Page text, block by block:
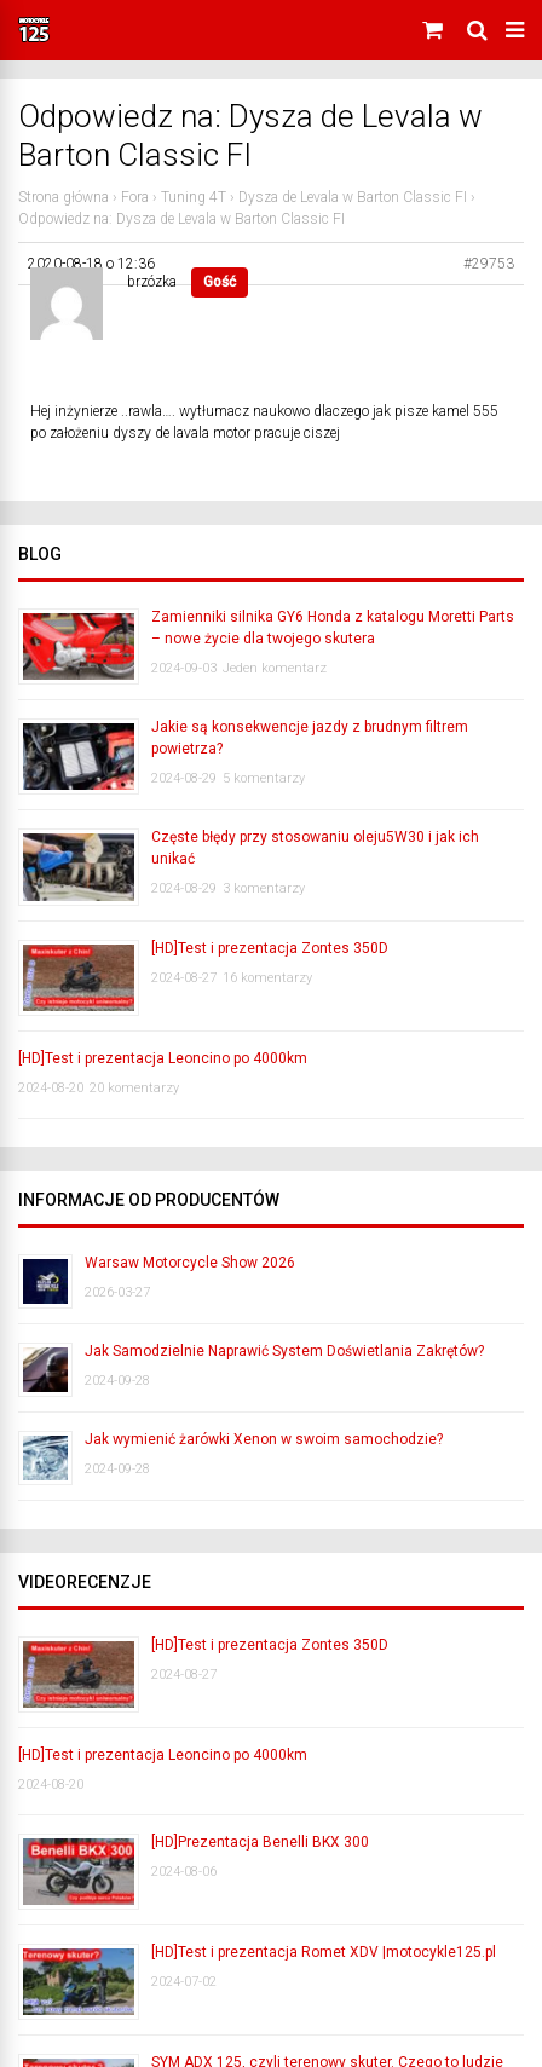
Odpowiedz na: Dysza de Levala w
Barton Classic FI
Strona główna › Fora › Tuning 4T › Dysza de Levala w Barton Classic FI ›
Odpowiedz na: Dysza de Levala w Barton Classic FI
2020-08-18 o 12:36
#29753
brzózka
Gość
Hej inżynierze ..rawla…. wytłumacz naukowo dlaczego jak pisze kamel 555
po założeniu dyszy de lavala motor pracuje ciszej
BLOG
Zamienniki silnika GY6 Honda z katalogu Moretti Parts
– nowe życie dla twojego skutera
2024-09-03 Jeden komentarz
Jakie są konsekwencje jazdy z brudnym filtrem
powietrza?
2024-08-29 5 komentarzy
Częste błędy przy stosowaniu oleju5W30 i jak ich
unikać
2024-08-29 3 komentarzy
[HD]Test i prezentacja Zontes 350D
2024-08-27 16 komentarzy
[HD]Test i prezentacja Leoncino po 4000km
2024-08-20 20 komentarzy
INFORMACJE OD PRODUCENTÓW
Warsaw Motorcycle Show 2026
2026-03-27
Jak Samodzielnie Naprawić System Doświetlania Zakrętów?
2024-09-28
Jak wymienić żarówki Xenon w swoim samochodzie?
2024-09-28
VIDEORECENZJE
[HD]Test i prezentacja Zontes 350D
2024-08-27
[HD]Test i prezentacja Leoncino po 4000km
2024-08-20
[HD]Prezentacja Benelli BKX 300
2024-08-06
[HD]Test i prezentacja Romet XDV |motocykle125.pl
2024-07-02
SYM ADX 125, czyli terenowy skuter. Czego to ludzie